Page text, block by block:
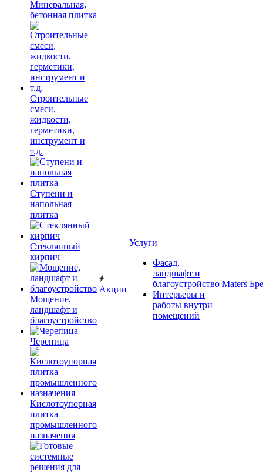
Минеральная,
бетонная плитка
Строительные
смеси,
жидкости,
герметики,
инструмент и
т.д.
Ступени и
напольная
плитка
Cтеклянный
кирпич
Мощение,
ландшафт и
благоустройство
Черепица
Кислотоупорная
плитка
промышленного
назначения
Акции
Услуги
Фасад,
ландшафт и
благоустройство
Интерьеры и
работы внутри
помещений
Maters